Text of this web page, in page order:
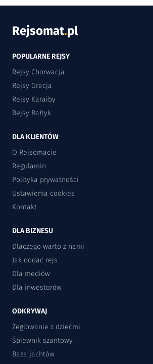
Rejsomat.pl
POPULARNE REJSY
Rejsy Chorwacja
Rejsy Grecja
Rejsy Karaiby
Rejsy Bałtyk
DLA KLIENTÓW
O Rejsomacie
Regulamin
Polityka prywatności
Ustawienia cookies
Kontakt
DLA BIZNESU
Dlaczego warto z nami
Jak dodać rejs
Dla mediów
Dla inwestorów
ODKRYWAJ
Żeglowanie z dziećmi
Śpiewnik szantowy
Baza jachtów